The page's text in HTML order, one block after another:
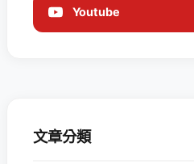
Youtube
文章分類